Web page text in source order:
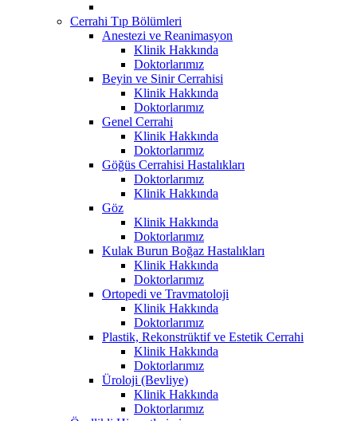
Cerrahi Tıp Bölümleri
Anestezi ve Reanimasyon
Klinik Hakkında
Doktorlarımız
Beyin ve Sinir Cerrahisi
Klinik Hakkında
Doktorlarımız
Genel Cerrahi
Klinik Hakkında
Doktorlarımız
Göğüs Cerrahisi Hastalıkları
Doktorlarımız
Klinik Hakkında
Göz
Klinik Hakkında
Doktorlarımız
Kulak Burun Boğaz Hastalıkları
Klinik Hakkında
Doktorlarımız
Ortopedi ve Travmatoloji
Klinik Hakkında
Doktorlarımız
Plastik, Rekonstrüktif ve Estetik Cerrahi
Klinik Hakkında
Doktorlarımız
Üroloji (Bevliye)
Klinik Hakkında
Doktorlarımız